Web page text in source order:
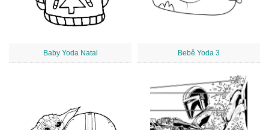
Baby Yoda Natal Bebê Yoda 3